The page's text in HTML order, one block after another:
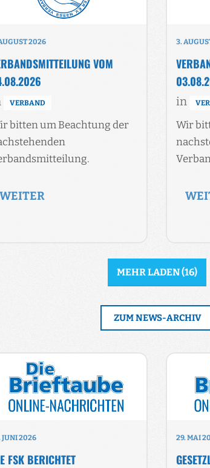
2026
VOM
VERBAND
bitten um Beachtung der
WEITER
3.
in
Wir
MEHR LADEN(16)
ZUM NEWS-ARCHIV
JUNI 2026
FSK BERICHTET
29. MAI